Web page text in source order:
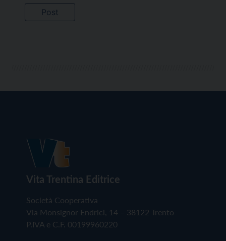
Vita Trentina Editrice
Società Cooperativa
Via Monsignor Endrici, 14 – 38122 Trento
P.IVA e C.F. 00199960220